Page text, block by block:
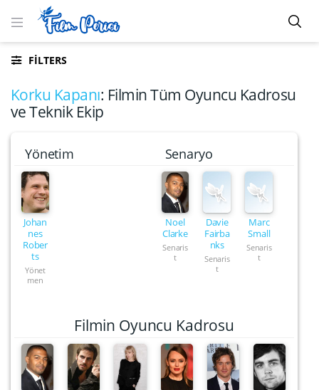
FILTERS
Korku Kapanı: Filmin Tüm Oyuncu Kadrosu
ve Teknik Ekip
Yönetim
Johan
nes
Rober
ts
Yönet
men
Senaryo
Noel
Clarke
Senaris
t
Davie
Fairba
nks
Senaris
t
Marc
Small
Senaris
t
Filmin Oyuncu Kadrosu